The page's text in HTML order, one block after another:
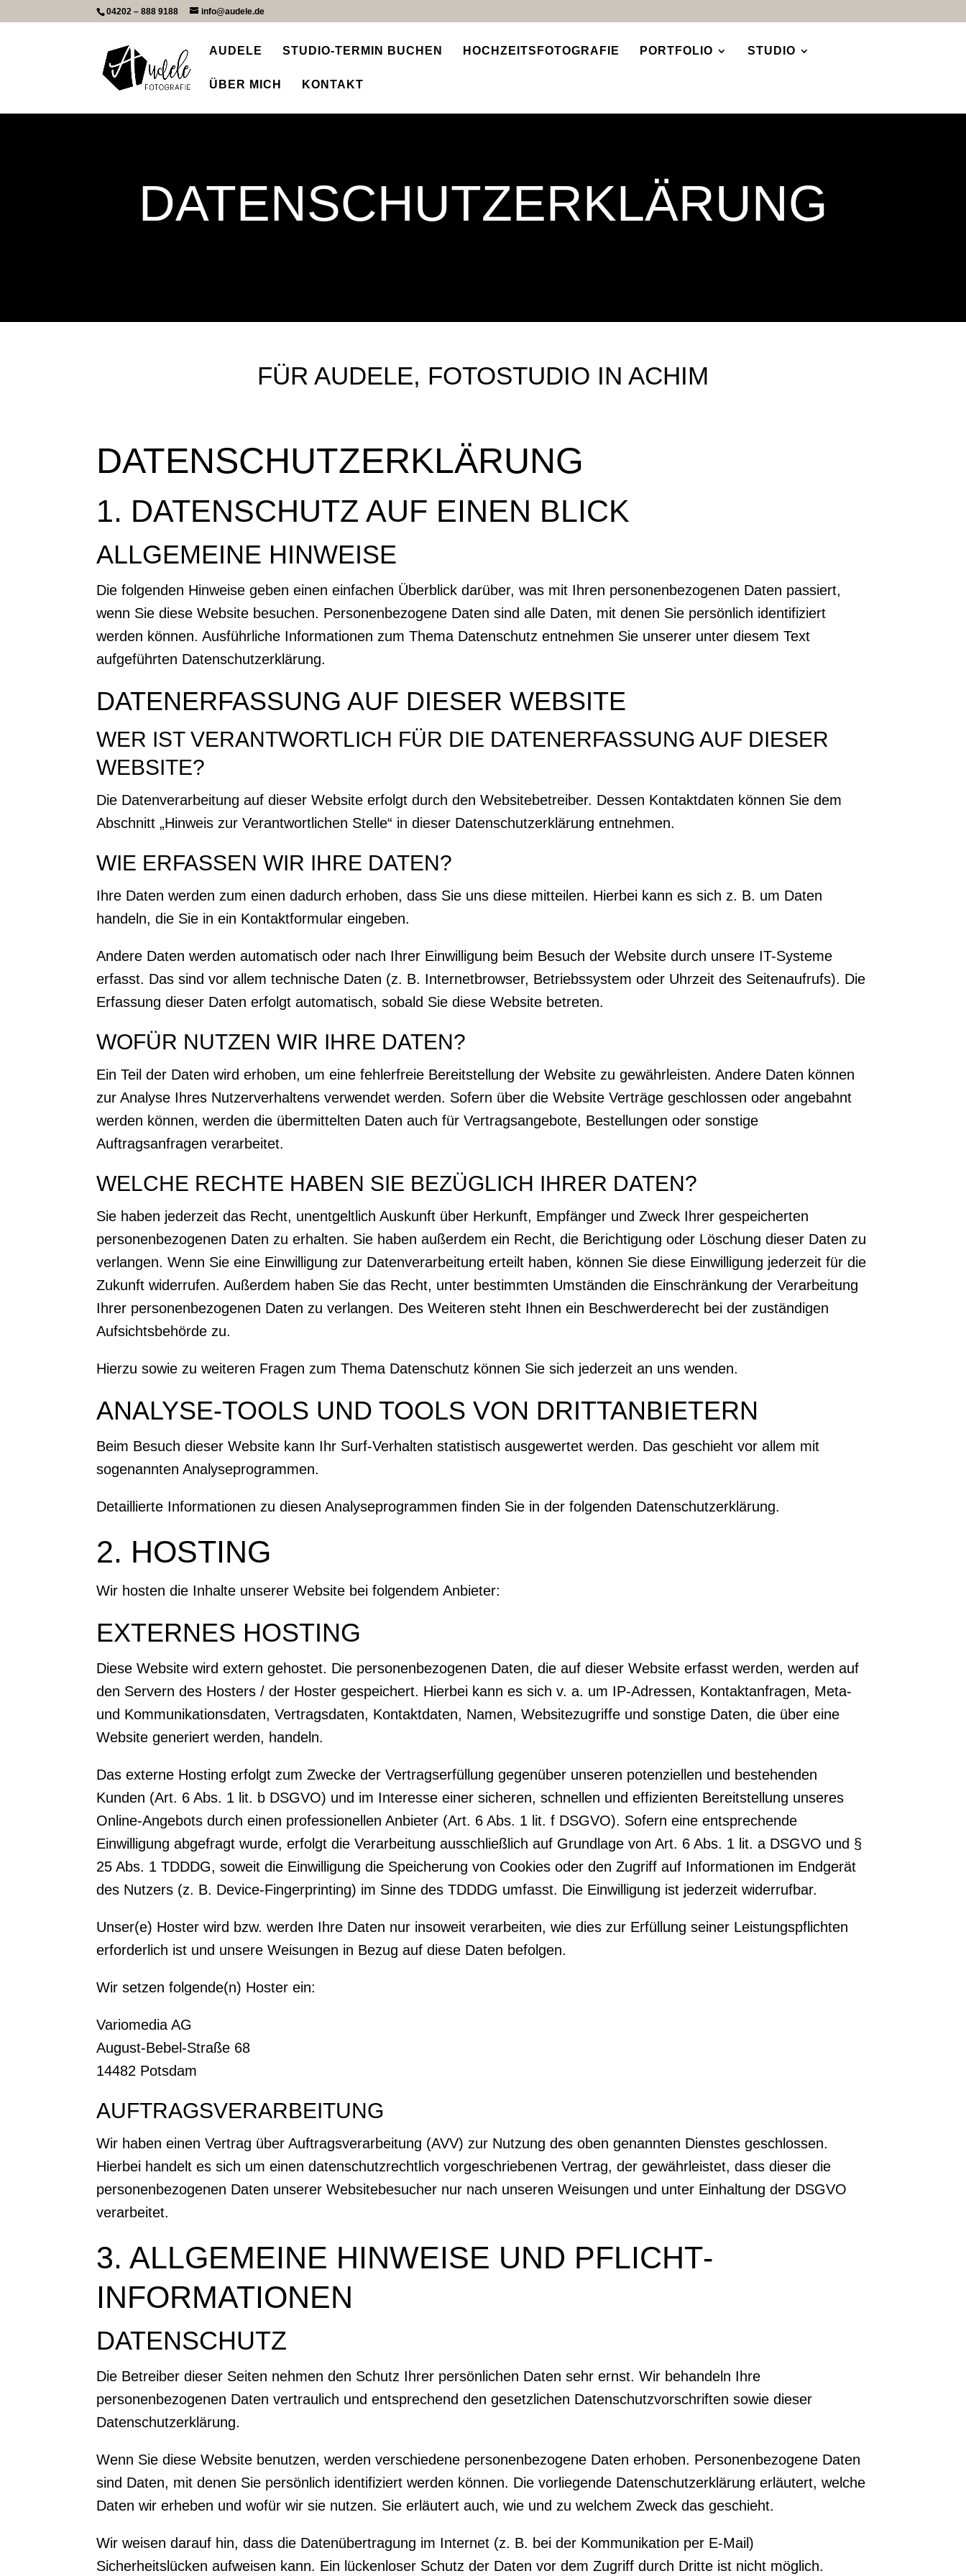
04202 – 888 9188 info@audele.de
AUDELE STUDIO-TERMIN BUCHEN HOCHZEITSFOTOGRAFIE PORTFOLIO STUDIO
ÜBER MICH KONTAKT
DATENSCHUTZERKLÄRUNG
FÜR AUDELE, FOTOSTUDIO IN ACHIM
DATENSCHUTZ­ERKLÄRUNG
1. DATENSCHUTZ AUF EINEN BLICK
ALLGEMEINE HINWEISE
Die folgenden Hinweise geben einen einfachen Überblick darüber, was mit Ihren personenbezogenen Daten passiert,
wenn Sie diese Website besuchen. Personenbezogene Daten sind alle Daten, mit denen Sie persönlich identifiziert
werden können. Ausführliche Informationen zum Thema Datenschutz entnehmen Sie unserer unter diesem Text
aufgeführten Datenschutzerklärung.
DATENERFASSUNG AUF DIESER WEBSITE
WER IST VERANTWORTLICH FÜR DIE DATENERFASSUNG AUF DIESER
WEBSITE?
Die Datenverarbeitung auf dieser Website erfolgt durch den Websitebetreiber. Dessen Kontaktdaten können Sie dem
Abschnitt „Hinweis zur Verantwortlichen Stelle“ in dieser Datenschutzerklärung entnehmen.
WIE ERFASSEN WIR IHRE DATEN?
Ihre Daten werden zum einen dadurch erhoben, dass Sie uns diese mitteilen. Hierbei kann es sich z. B. um Daten
handeln, die Sie in ein Kontaktformular eingeben.
Andere Daten werden automatisch oder nach Ihrer Einwilligung beim Besuch der Website durch unsere IT-Systeme
erfasst. Das sind vor allem technische Daten (z. B. Internetbrowser, Betriebssystem oder Uhrzeit des Seitenaufrufs). Die
Erfassung dieser Daten erfolgt automatisch, sobald Sie diese Website betreten.
WOFÜR NUTZEN WIR IHRE DATEN?
Ein Teil der Daten wird erhoben, um eine fehlerfreie Bereitstellung der Website zu gewährleisten. Andere Daten können
zur Analyse Ihres Nutzerverhaltens verwendet werden. Sofern über die Website Verträge geschlossen oder angebahnt
werden können, werden die übermittelten Daten auch für Vertragsangebote, Bestellungen oder sonstige
Auftragsanfragen verarbeitet.
WELCHE RECHTE HABEN SIE BEZÜGLICH IHRER DATEN?
Sie haben jederzeit das Recht, unentgeltlich Auskunft über Herkunft, Empfänger und Zweck Ihrer gespeicherten
personenbezogenen Daten zu erhalten. Sie haben außerdem ein Recht, die Berichtigung oder Löschung dieser Daten zu
verlangen. Wenn Sie eine Einwilligung zur Datenverarbeitung erteilt haben, können Sie diese Einwilligung jederzeit für die
Zukunft widerrufen. Außerdem haben Sie das Recht, unter bestimmten Umständen die Einschränkung der Verarbeitung
Ihrer personenbezogenen Daten zu verlangen. Des Weiteren steht Ihnen ein Beschwerderecht bei der zuständigen
Aufsichtsbehörde zu.
Hierzu sowie zu weiteren Fragen zum Thema Datenschutz können Sie sich jederzeit an uns wenden.
ANALYSE-TOOLS UND TOOLS VON DRITT­ANBIETERN
Beim Besuch dieser Website kann Ihr Surf-Verhalten statistisch ausgewertet werden. Das geschieht vor allem mit
sogenannten Analyseprogrammen.
Detaillierte Informationen zu diesen Analyseprogrammen finden Sie in der folgenden Datenschutzerklärung.
2. HOSTING
Wir hosten die Inhalte unserer Website bei folgendem Anbieter:
EXTERNES HOSTING
Diese Website wird extern gehostet. Die personenbezogenen Daten, die auf dieser Website erfasst werden, werden auf
den Servern des Hosters / der Hoster gespeichert. Hierbei kann es sich v. a. um IP-Adressen, Kontaktanfragen, Meta-
und Kommunikationsdaten, Vertragsdaten, Kontaktdaten, Namen, Websitezugriffe und sonstige Daten, die über eine
Website generiert werden, handeln.
Das externe Hosting erfolgt zum Zwecke der Vertragserfüllung gegenüber unseren potenziellen und bestehenden
Kunden (Art. 6 Abs. 1 lit. b DSGVO) und im Interesse einer sicheren, schnellen und effizienten Bereitstellung unseres
Online-Angebots durch einen professionellen Anbieter (Art. 6 Abs. 1 lit. f DSGVO). Sofern eine entsprechende
Einwilligung abgefragt wurde, erfolgt die Verarbeitung ausschließlich auf Grundlage von Art. 6 Abs. 1 lit. a DSGVO und §
25 Abs. 1 TDDDG, soweit die Einwilligung die Speicherung von Cookies oder den Zugriff auf Informationen im Endgerät
des Nutzers (z. B. Device-Fingerprinting) im Sinne des TDDDG umfasst. Die Einwilligung ist jederzeit widerrufbar.
Unser(e) Hoster wird bzw. werden Ihre Daten nur insoweit verarbeiten, wie dies zur Erfüllung seiner Leistungspflichten
erforderlich ist und unsere Weisungen in Bezug auf diese Daten befolgen.
Wir setzen folgende(n) Hoster ein:
Variomedia AG
August-Bebel-Straße 68
14482 Potsdam
AUFTRAGSVERARBEITUNG
Wir haben einen Vertrag über Auftragsverarbeitung (AVV) zur Nutzung des oben genannten Dienstes geschlossen.
Hierbei handelt es sich um einen datenschutzrechtlich vorgeschriebenen Vertrag, der gewährleistet, dass dieser die
personenbezogenen Daten unserer Websitebesucher nur nach unseren Weisungen und unter Einhaltung der DSGVO
verarbeitet.
3. ALLGEMEINE HINWEISE UND PFLICHT­
INFORMATIONEN
DATENSCHUTZ
Die Betreiber dieser Seiten nehmen den Schutz Ihrer persönlichen Daten sehr ernst. Wir behandeln Ihre
personenbezogenen Daten vertraulich und entsprechend den gesetzlichen Datenschutzvorschriften sowie dieser
Datenschutzerklärung.
Wenn Sie diese Website benutzen, werden verschiedene personenbezogene Daten erhoben. Personenbezogene Daten
sind Daten, mit denen Sie persönlich identifiziert werden können. Die vorliegende Datenschutzerklärung erläutert, welche
Daten wir erheben und wofür wir sie nutzen. Sie erläutert auch, wie und zu welchem Zweck das geschieht.
Wir weisen darauf hin, dass die Datenübertragung im Internet (z. B. bei der Kommunikation per E-Mail)
Sicherheitslücken aufweisen kann. Ein lückenloser Schutz der Daten vor dem Zugriff durch Dritte ist nicht möglich.